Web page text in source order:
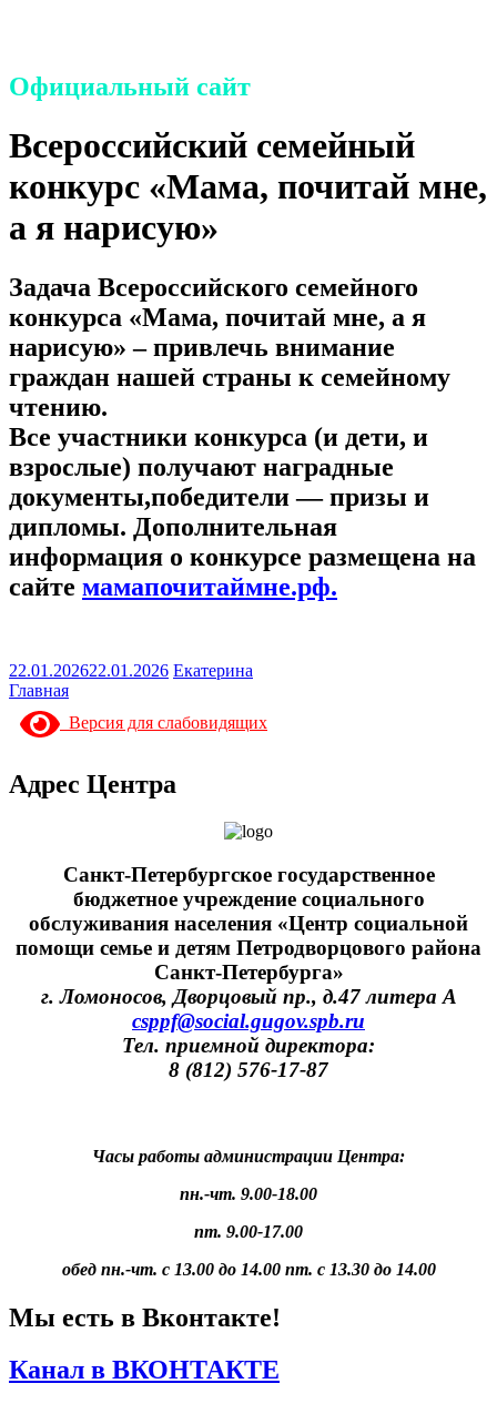
Официальный сайт
Всероссийский семейный
конкурс «Мама, почитай мне,
а я нарисую»
Задача Всероссийского семейного
конкурса «Мама, почитай мне, а я
нарисую» – привлечь внимание
граждан нашей страны к семейному
чтению.
Все участники конкурса (и дети, и
взрослые) получают наградные
документы,победители — призы и
дипломы. Дополнительная
информация о конкурсе размещена на
сайте мамапочитаймне.рф.
22.01.202622.01.2026 Екатерина
Главная
Версия для слабовидящих
Адрес Центра
Санкт-Петербургское государственное
бюджетное учреждение социального
обслуживания населения «Центр социальной
помощи семье и детям Петродворцового района
Санкт-Петербурга»
г. Ломоносов, Дворцовый пр., д.47 литера А
csppf@social.gugov.spb.ru
Тел. приемной директора:
8 (812) 576-17-87
Часы работы администрации Центра:
пн.-чт. 9.00-18.00
пт. 9.00-17.00
обед пн.-чт. с 13.00 до 14.00 пт. с 13.30 до 14.00
Мы есть в Вконтакте!
Канал в ВКОНТАКТЕ